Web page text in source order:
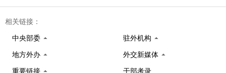
相关链接：
中央部委 驻外机构
地方外办 外交新媒体
重要链接 干部考录